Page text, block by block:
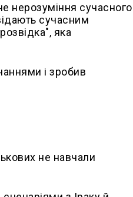
нерозуміння сучасного
сучасним
яка
і зробив
не навчали